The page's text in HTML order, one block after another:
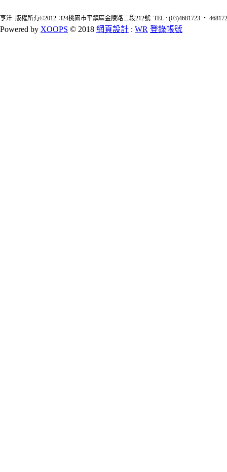
亨洋 版權所有©2012 324桃園市平鎮區金陵路二段212號 TEL : (03)4681723 ‧
Powered by XOOPS © 2018 網頁設計 : WR 登錄帳號